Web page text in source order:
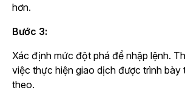
hơn.
Bước 3:
Xác định mức đột phá để nhập lệnh.
việc thực hiện giao dịch được trình bày
theo.